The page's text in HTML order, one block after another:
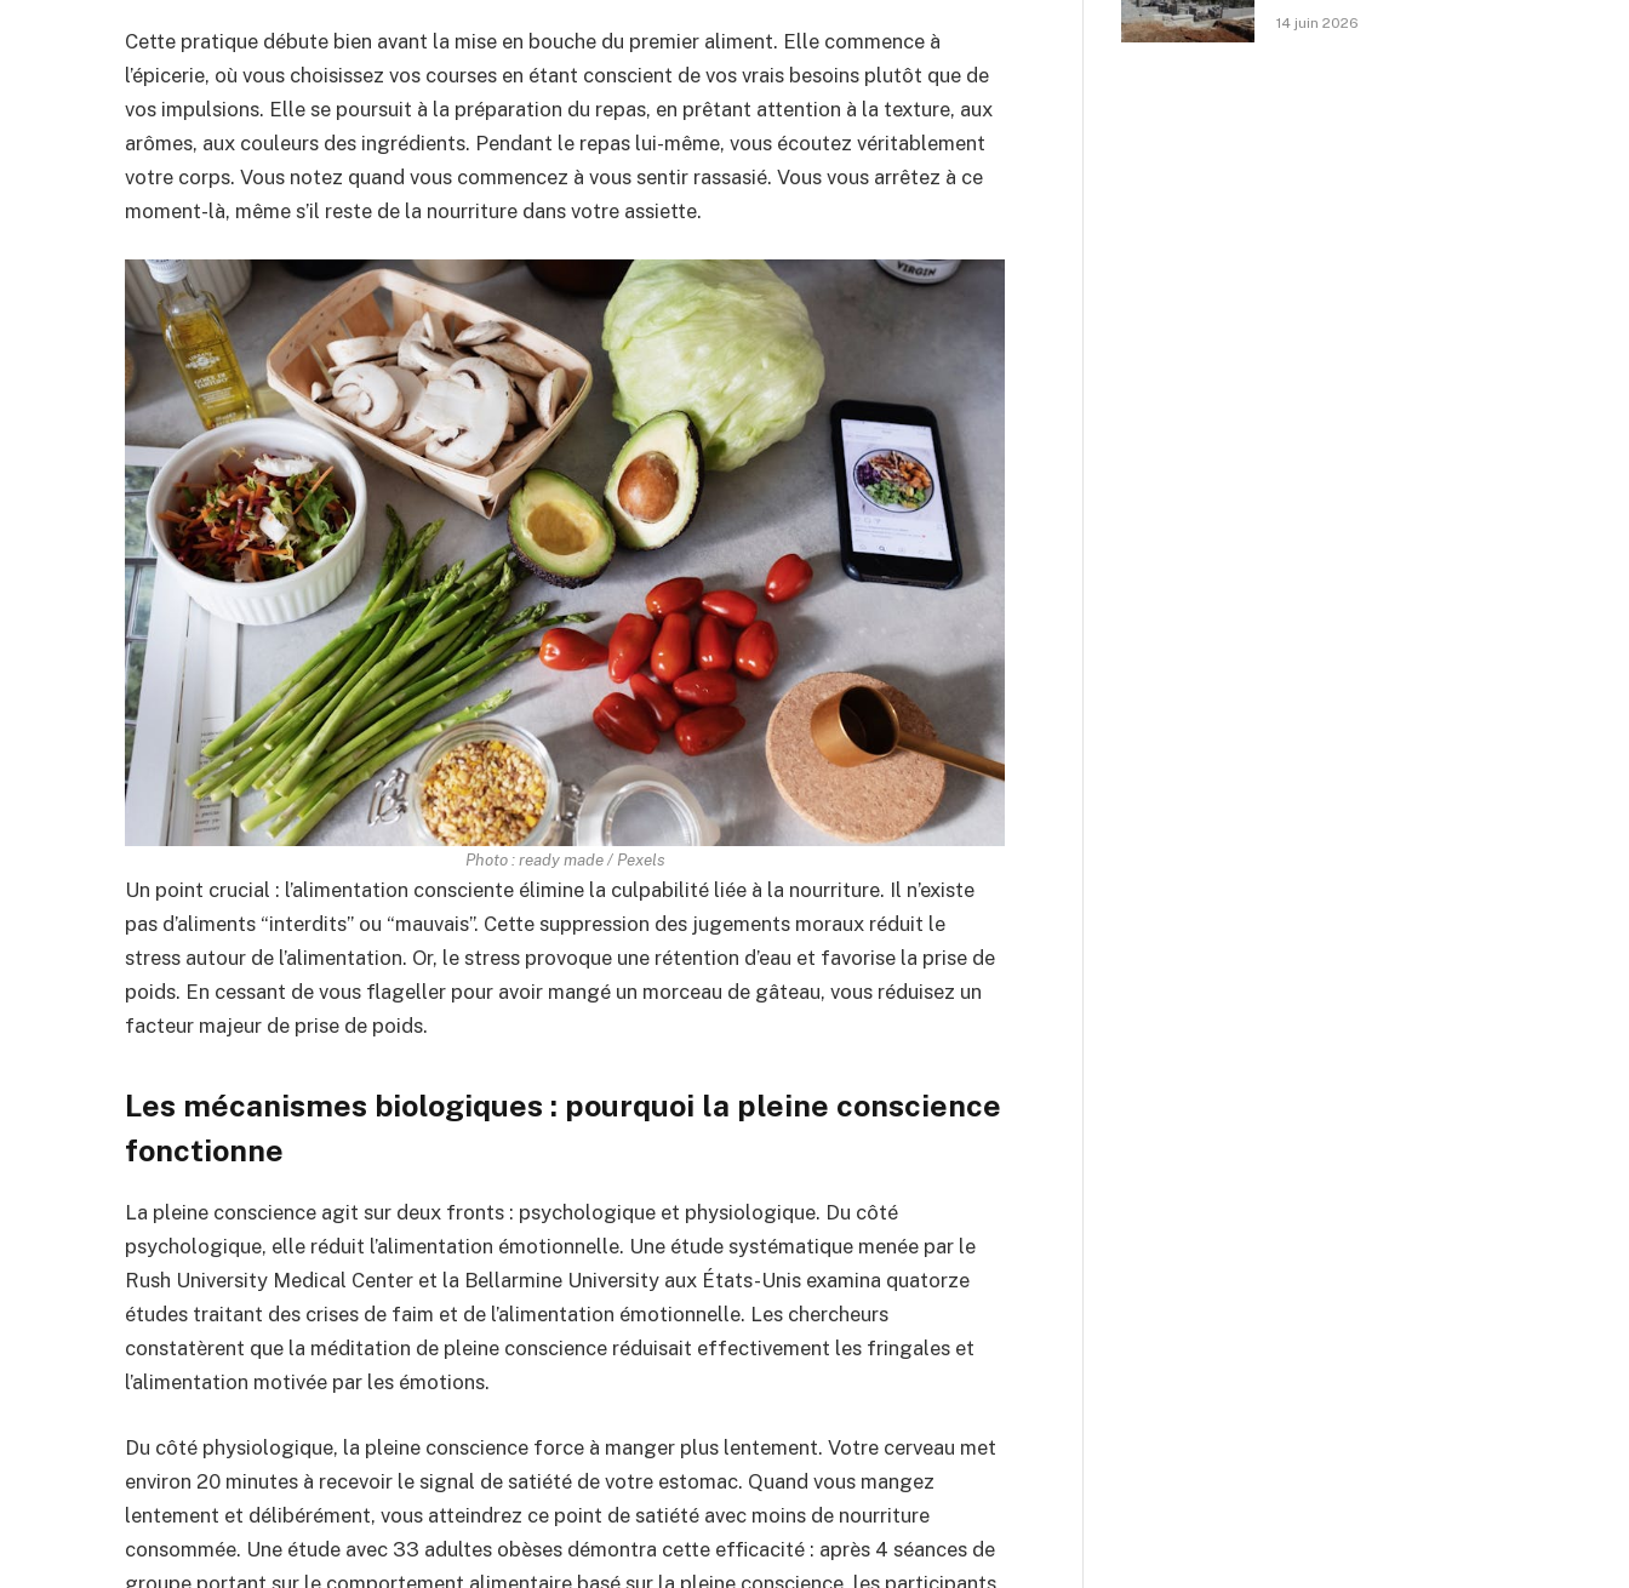
Cette pratique débute bien avant la mise en bouche du premier aliment. Elle commence à
l’épicerie, où vous choisissez vos courses en étant conscient de vos vrais besoins plutôt que de
vos impulsions. Elle se poursuit à la préparation du repas, en prêtant attention à la texture, aux
arômes, aux couleurs des ingrédients. Pendant le repas lui-même, vous écoutez véritablement
votre corps. Vous notez quand vous commencez à vous sentir rassasié. Vous vous arrêtez à ce
moment-là, même s’il reste de la nourriture dans votre assiette.
Photo : ready made / Pexels
Un point crucial : l’alimentation consciente élimine la culpabilité liée à la nourriture. Il n’existe
pas d’aliments “interdits” ou “mauvais”. Cette suppression des jugements moraux réduit le
stress autour de l’alimentation. Or, le stress provoque une rétention d’eau et favorise la prise de
poids. En cessant de vous flageller pour avoir mangé un morceau de gâteau, vous réduisez un
facteur majeur de prise de poids.
Les mécanismes biologiques : pourquoi la pleine conscience
fonctionne
La pleine conscience agit sur deux fronts : psychologique et physiologique. Du côté
psychologique, elle réduit l’alimentation émotionnelle. Une étude systématique menée par le
Rush University Medical Center et la Bellarmine University aux États-Unis examina quatorze
études traitant des crises de faim et de l’alimentation émotionnelle. Les chercheurs
constatèrent que la méditation de pleine conscience réduisait effectivement les fringales et
l’alimentation motivée par les émotions.
Du côté physiologique, la pleine conscience force à manger plus lentement. Votre cerveau met
environ 20 minutes à recevoir le signal de satiété de votre estomac. Quand vous mangez
lentement et délibérément, vous atteindrez ce point de satiété avec moins de nourriture
consommée. Une étude avec 33 adultes obèses démontra cette efficacité : après 4 séances de
groupe portant sur le comportement alimentaire basé sur la pleine conscience, les participants
14 juin 2026